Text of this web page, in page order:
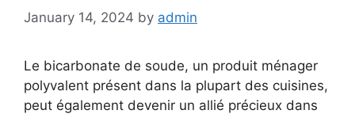
January 14, 2024 by admin
Le bicarbonate de soude, un produit ménager
polyvalent présent dans la plupart des cuisines,
peut également devenir un allié précieux dans